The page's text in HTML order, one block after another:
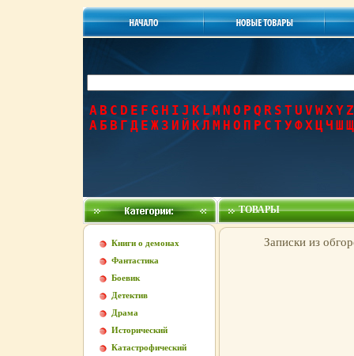
A B C D E F G H I J K L M N O P Q R S T U V WXYZ
А Б В Г Д Е Ж З И Й КЛ М Н О П Р С Т УФХЦЧ Ш Щ
Книги о демонах
Фантастика
Боевик
Детектив
Драма
Исторический
Катастрофический
ТОВАРЫ
Записки из